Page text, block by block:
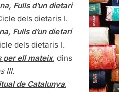
Fulls d’un dietari
dels dietaris I.
Fulls d’un dietari
dels dietaris I.
per ell mateix, dins
III.
de Catalunya,